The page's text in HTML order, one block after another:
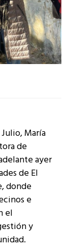
María
de
ayer
de El
donde
e
el
y